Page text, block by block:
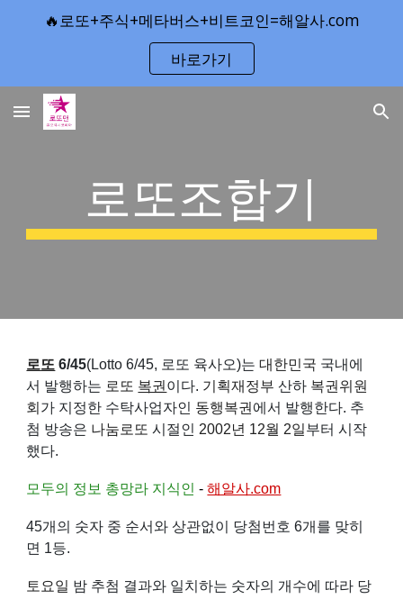
Skip to main content Skip to navigation
🔥로또+주식+메타버스+비트코인=해알사.com
바로가기
로또조합기
로또 6/45(Lotto 6/45, 로또 육사오)는대한민국 국내에
서 발행하는 로또 복권 이다. 기획재정부 산하 복권위원
회 가 지정한 수탁사업자인 동행복권 에서 발행한다. 추
첨 방송은 나눔로또 시절인 2002년 12월 2일부터 시작
했다.
모두의 정보 총망라 지식인 -해알사.com
45개의 숫자 중 순서와 상관없이 당첨번호 6개를 맞히
면 1등.
토요일 밤 추첨 결과와 일치하는 숫자의 개수에 따라 당